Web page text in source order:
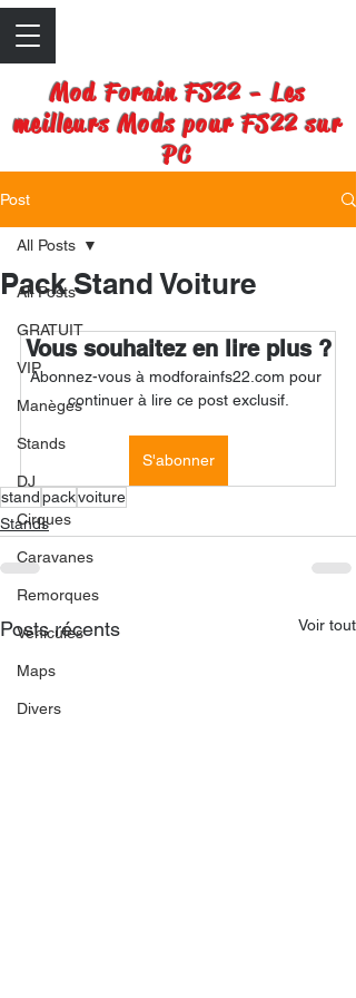
Mod Forain FS22 - Les
meilleurs Mods pour FS22 sur
PC
Post
All Posts
GRATUIT
VIP
Manèges
Stands
DJ
Cirques
Caravanes
Remorques
Véhicules
Maps
Divers
All Posts
Pack Stand Voiture
Vous souhaitez en lire plus ?
Abonnez-vous à modforainfs22.com pour
continuer à lire ce post exclusif.
S'abonner
standpackvoiture
Stands
Posts récents Voir tout